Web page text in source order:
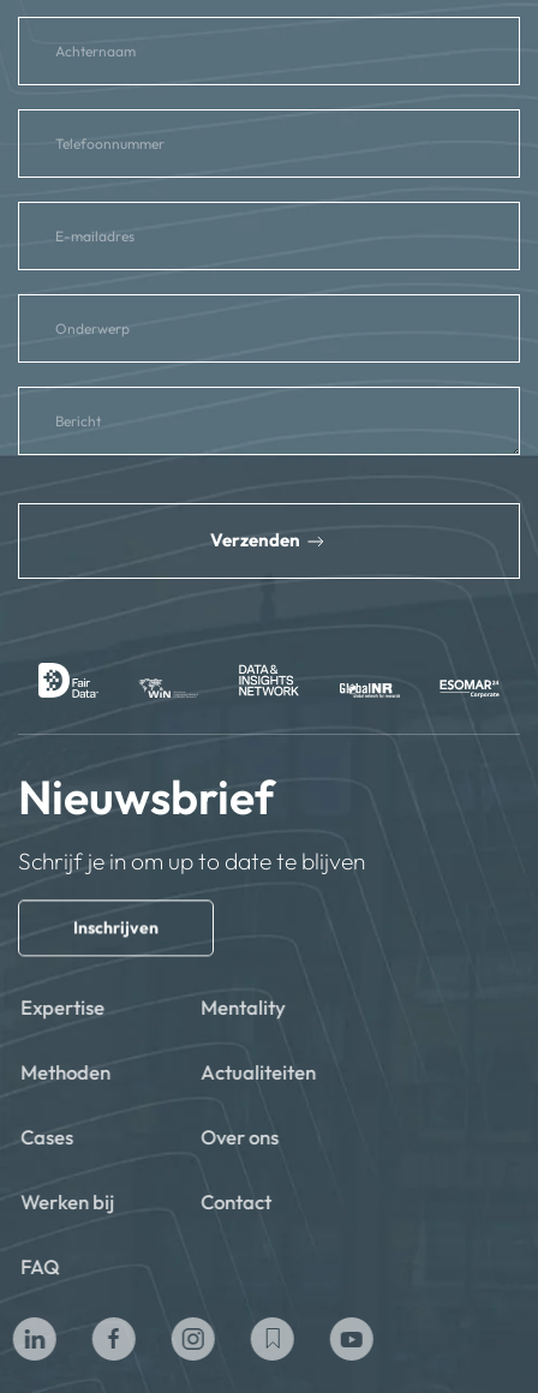
Verzenden
Nieuwsbrief
Schrijf je in om up to date te blijven
Inschrijven
Expertise Mentality
Methoden Actualiteiten
Cases Over ons
Werken bij Contact
FAQ